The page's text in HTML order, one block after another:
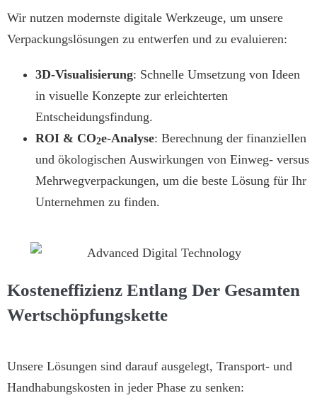
Wir nutzen modernste digitale Werkzeuge, um unsere
Verpackungslösungen zu entwerfen und zu evaluieren:
3D-Visualisierung: Schnelle Umsetzung von Ideen
in visuelle Konzepte zur erleichterten
Entscheidungsfindung.
ROI & CO2e-Analyse: Berechnung der finanziellen
und ökologischen Auswirkungen von Einweg- versus
Mehrwegverpackungen, um die beste Lösung für Ihr
Unternehmen zu finden.
Kosteneffizienz Entlang Der Gesamten
Wertschöpfungskette
Unsere Lösungen sind darauf ausgelegt, Transport- und
Handhabungskosten in jeder Phase zu senken: